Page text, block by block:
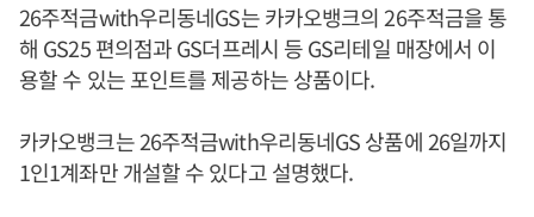
26주적금with우리동네GS는 카카오뱅크의 26주적금을 통
해 GS25 편의점과 GS더프레시 등 GS리테일 매장에서 이
용할 수 있는 포인트를 제공하는 상품이다.
카카오뱅크는 26주적금with우리동네GS 상품에 26일까지
1인1계좌만 개설할 수 있다고 설명했다.